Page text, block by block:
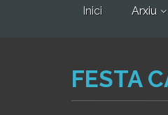
Inici Arxiu
FESTA